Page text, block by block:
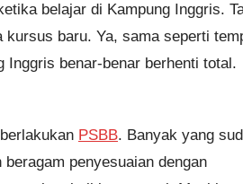
belajar di Kampung Inggris.
kursus baru. Ya, sama seperti
Inggris benar-benar berhenti total.
PSBB. Banyak yang
penyesuaian dengan